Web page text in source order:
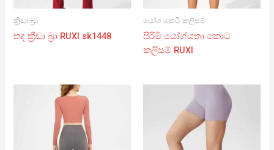
ක්‍රීඩා බ්‍රා
තද ක්‍රීඩා බ්‍රා RUXI sk1448
යෝග කෙටි කලිසම්
පිරිමි යෝග්යතා කොට
කලිසම් RUXI